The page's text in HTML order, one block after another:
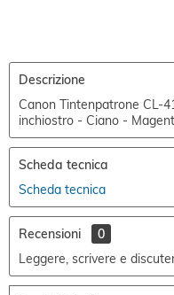
Descrizione
Canon Tintenpatrone CL-
inchiostro - Ciano -
Scheda tecnica
Scheda tecnica
Recensioni
0
Leggere, scrivere e